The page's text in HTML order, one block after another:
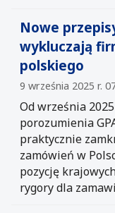
Nowe
wykluczają
polskiego
9 września 2025 r.
Od września
porozumienia
praktycznie
zamówień w
pozycję
rygory dla